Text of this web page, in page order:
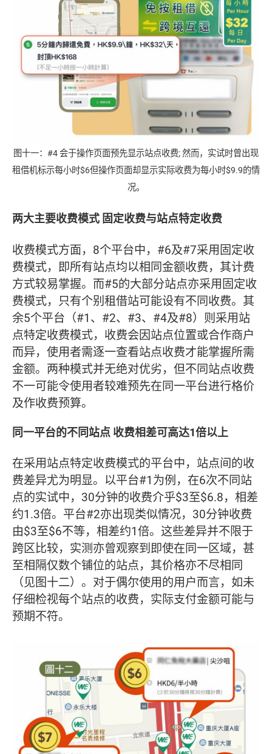
图十一：#4 会于操作页面预先显示站点收费; 然而，实试时曾出现
租借机标示每小时$6但操作页面却显示实际收费为每小时$9.9的情
况。
两大主要收费模式 固定收费与站点特定收费
收费模式方面，8个平台中，#6及#7采用固定收
费模式，即所有站点均以相同金额收费，其计费
方式较易掌握。而#5的大部分站点亦采用固定收
费模式，只有个别租借站可能设有不同收费。其
余5个平台（#1、#2、#3、#4及#8）则采用站
点特定收费模式，收费会因站点位置或合作商户
而异，使用者需逐一查看站点收费才能掌握所需
金额。两种模式并无绝对优劣，但不同站点收费
不一可能令使用者较难预先在同一平台进行格价
及作收费预算。
同一平台的不同站点 收费相差可高达1倍以上
在采用站点特定收费模式的平台中，站点间的收
费差异尤为明显。以平台#1为例，在6次不同站
点的实试中，30分钟的收费介乎$3至$6.8，相差
约1.3倍。平台#2亦出现类似情况，30分钟收费
由$3至$6不等，相差约1倍。这些差异并不限于
跨区比较，实测亦曾观察到即使在同一区域，甚
至相隔仅数个铺位的站点，其价格亦不尽相同
（见图十二）。对于偶尔使用的用户而言，如未
仔细检视每个站点的收费，实际支付金额可能与
预期不符。